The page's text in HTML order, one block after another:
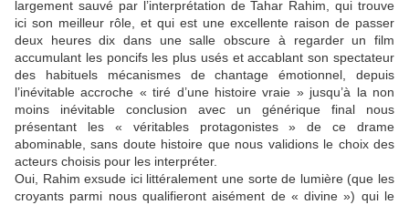
largement sauvé par l’interprétation deTahar Rahim , qui trouve
ici son meilleur rôle, et qui est une excellente raison de passer
deux heures dix dans une salle obscure à regarder un film
accumulant les poncifs les plus usés et accablant son spectateur
des habituels mécanismes de chantage émotionnel, depuis
l’inévitable accroche « tiré d’une histoire vraie » jusqu’à la non
moins inévitable conclusion avec un générique final nous
présentant les « véritables protagonistes » de ce drame
abominable, sans doute histoire que nous validions le choix des
acteurs choisis pour les interpréter.
Oui, Rahim exsude ici littéralement une sorte de lumière (que les
croyants parmi nous qualifieront aisément de « divine ») qui le